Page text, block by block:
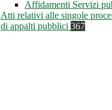
Affidamenti Servizi
Atti relativi alle singole
di appalti pubblici 367